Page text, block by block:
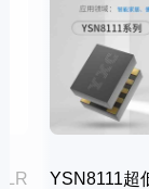
YSN8111超